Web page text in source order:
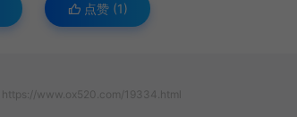
点赞 (1)
https://www.ox520.com/19334.html